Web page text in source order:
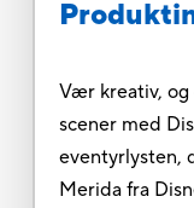
Vær kreativ, og
scener med
eventyrlysten,
Merida fra